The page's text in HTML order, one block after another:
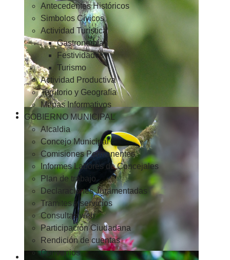
Antecedentes Históricos
Simbolos Cívicos
Actividad Turística
Gastronomía
Festividades
Turismo
Actividad Productiva
Territorio y Geografía
Mapas Informativos
GOBIERNO MUNICIPAL
Alcaldia
Concejo Municipal
Comisiones Permanentes
Informes Labores de Concejales
Plan de trabajo
Declaraciones Juramentadas
Tramites y servicios
Consultas web
Participación Ciudadana
Rendición de cuentas
Convenios